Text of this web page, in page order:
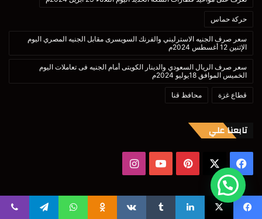
حركة حماس
سعر صرف الجنيه الاسترليني والفرنك السويسرى مقابل الجنيه المصري اليوم
الإثنين 12 أغسطس 2024م
سعر صرف الريال السعودي والدينار الكويتى أمام الجنيه فى تعاملات اليوم
الخميس الموافق 18يوليو 2024م
قطاع غزة محافظ قنا
تابعنا علي
فيسبوك بينتيريست‫YouTube